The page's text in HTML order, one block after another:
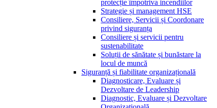
protecție împotriva incendiilor
Strategie și management HSE
Consiliere, Servicii și Coordonare
privind siguranța
Consiliere și servicii pentru
sustenabilitate
Soluții de sănătate și bunăstare la
locul de muncă
Siguranță și fiabilitate organizațională
Diagnosticare, Evaluare și
Dezvoltare de Leadership
Diagnostic, Evaluare și Dezvoltare